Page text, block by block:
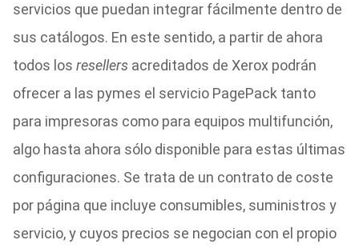
servicios que puedan integrar fácilmente dentro de
sus catálogos. En este sentido, a partir de ahora
todos los resellersacreditados de Xerox podrán
ofrecer a las pymes el servicio PagePack tanto
para impresoras como para equipos multifunción,
algo hasta ahora sólo disponible para estas últimas
configuraciones. Se trata de un contrato de coste
por página que incluye consumibles, suministros y
servicio, y cuyos precios se negocian con el propio